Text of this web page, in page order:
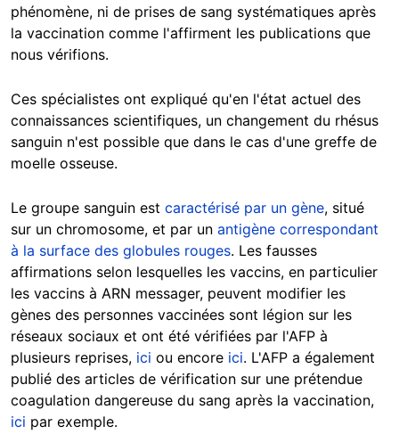
phénomène, ni de prises de sang systématiques après
la vaccination comme l'affirment les publications que
nous vérifions.
Ces spécialistes ont expliqué qu'en l'état actuel des
connaissances scientifiques, un changement du rhésus
sanguin n'est possible que dans le cas d'une greffe de
moelle osseuse.
Le groupe sanguin est caractérisé par un gène, situé
sur un chromosome, et par un antigène correspondant
à la surface des globules rouges. Les fausses
affirmations selon lesquelles les vaccins, en particulier
les vaccins à ARN messager, peuvent modifier les
gènes des personnes vaccinées sont légion sur les
réseaux sociaux et ont été vérifiées par l'AFP à
plusieurs reprises, ici ou encore ici. L'AFP a également
publié des articles de vérification sur une prétendue
coagulation dangereuse du sang après la vaccination,
ici par exemple.